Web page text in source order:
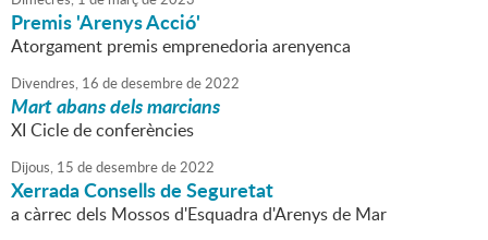
Premis 'Arenys Acció'
Atorgament premis emprenedoria arenyenca
Divendres, 16 dedesembrede2022
Mart abans dels marcians
XI Cicle de conferències
Dijous, 15 dedesembrede2022
Xerrada Consells de Seguretat
a càrrec dels Mossos d'Esquadra d'Arenys de Mar